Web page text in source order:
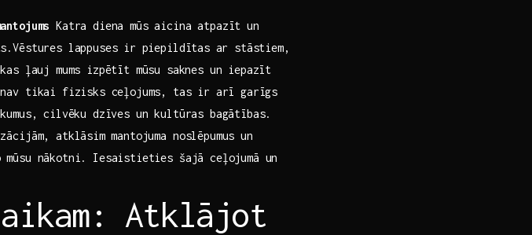
Katra diena mūs aicina atpazīt un
lappuses ⁣ir piepildītas ⁤ar​ stāstiem,
⁣ļauj mums izpētīt mūsu ⁣saknes un iepazīt
nav ‌tikai fizisks ceļojums, ⁢tas ir arī garīgs
cilvēku dzīves un kultūras bagātības.
atklāsim⁢ mantojuma noslēpumus ‍un
mūsu ‍nākotni. Iesaistieties šajā ceļojumā un
Atklājot​